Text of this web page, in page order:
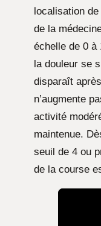
localisation
de la
échelle de 0 à
la douleur se
disparaît
n’augmente
activité
maintenue.
seuil de 4 ou
de la course